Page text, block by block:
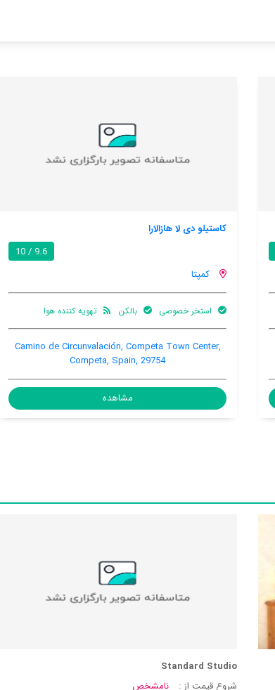
Camino de
ویلا ویستا آلبران
تهویه کننده
اینترنت رایگان در
95, Competa, Competa, Spain, 29754
Standard Studio
شروع قیمت از :
نامشخص